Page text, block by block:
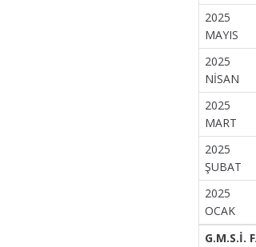
2025
MAYIS
2025
NİSAN
2025
MART
2025
ŞUBAT
2025
OCAK
G.M.S.İ.